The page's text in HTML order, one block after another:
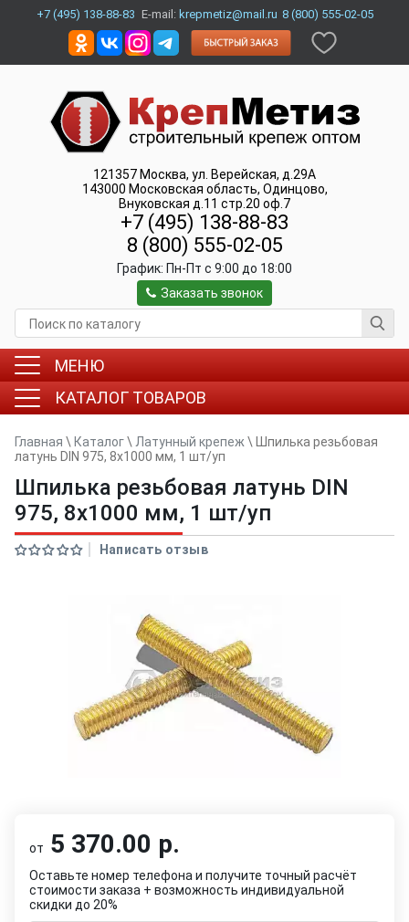
+7 (495) 138-88-83 E-mail: krepmetiz@mail.ru 8 (800) 555-02-05
121357 Москва, ул. Верейская, д.29А
143000 Московская область, Одинцово,
Внуковская д.11 стр.20 оф.7
+7 (495) 138-88-83
8 (800) 555-02-05
График: Пн-Пт c 9:00 до 18:00
Заказать звонок
МЕНЮ
КАТАЛОГ ТОВАРОВ
Главная \ Каталог\ Латунный крепеж \
Шпилька резьбовая
латунь DIN 975, 8х1000 мм, 1 шт/уп
Шпилька резьбовая латунь DIN
975, 8х1000 мм, 1 шт/уп
Написать отзыв
от 5 370.00 р.
Оставьте номер телефона и получите точный расчёт
стоимости заказа + возможность индивидуальной
скидки до 20%